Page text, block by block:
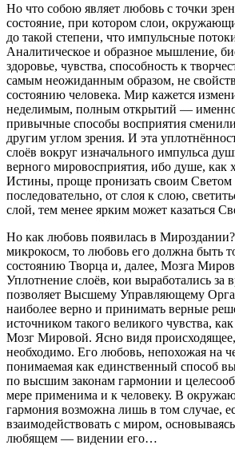
Но что собою являет любовь с точки
состояние, при котором слои,
до такой степени, что импульсные
Аналитическое и образное мышление,
здоровье, чувства, способность к
самым неожиданным образом, не
состоянию человека. Мир кажется
неделимым, полным открытий — именно
привычные способы восприятия
другим углом зрения. И эта
слоёв вокруг изначального импульса
верного мировосприятия, ибо душе, как
Истины, проще пронизать своим
последовательно, от слоя к слою,
слой, тем менее ярким может казаться
Но как любовь появилась в
микрокосм, то любовь его должна быть
состоянию Творца и, далее, Мозга
Уплотнение слоёв, кои выработались за
позволяет Высшему Управляющему
наиболее верно и принимать верные
источником такого великого чувства,
Мозг Мировой. Ясно видя
необходимо. Его любовь, непохожая на
понимаемая как единственный способ
по высшим законам гармонии и
мере применима и к человеку. В
гармония возможна лишь в том случае,
взаимодействовать с миром,
любящем — видении его…